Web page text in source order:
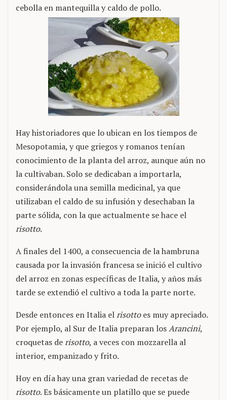
cebolla en mantequilla y caldo de pollo.
Hay historiadores que lo ubican en los tiempos de
Mesopotamia, y que griegos y romanos tenían
conocimiento de la planta del arroz, aunque aún no
la cultivaban. Solo se dedicaban a importarla,
considerándola una semilla medicinal, ya que
utilizaban el caldo de su infusión y desechaban la
parte sólida, con la que actualmente se hace el
risotto.
A finales del 1400, a consecuencia de la hambruna
causada por la invasión francesa se inició el cultivo
del arroz en zonas específicas de Italia, y años más
tarde se extendió el cultivo a toda la parte norte.
Desde entonces en Italia elrisottoes muy apreciado.
Por ejemplo, al Sur de Italia preparan losArancini,
croquetas derisotto, a veces con mozzarella al
interior, empanizado y frito.
Hoy en día hay una gran variedad de recetas de
risotto. Es básicamente un platillo que se puede